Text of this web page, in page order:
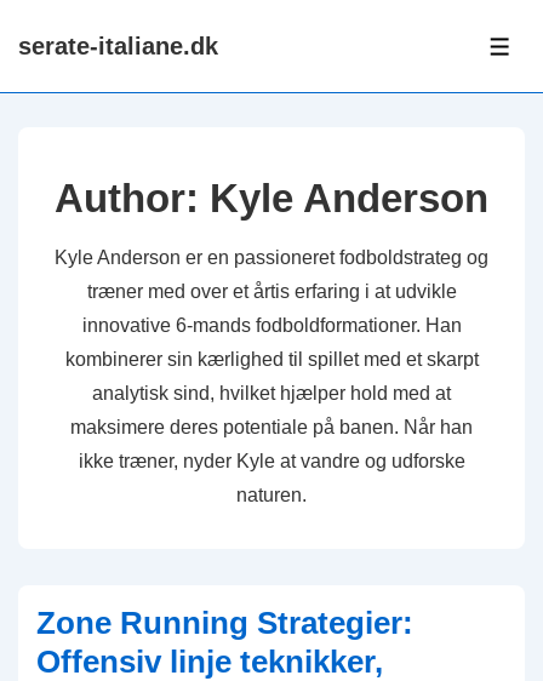
Skipserate-italiane.dk
Author: Kyle Anderson
Kyle Anderson er en passioneret fodboldstrateg og
træner med over et årtis erfaring i at udvikle
innovative 6-mands fodboldformationer. Han
kombinerer sin kærlighed til spillet med et skarpt
analytisk sind, hvilket hjælper hold med at
maksimere deres potentiale på banen. Når han
ikke træner, nyder Kyle at vandre og udforske
naturen.
Zone Running Strategier:
Offensiv linje teknikker,